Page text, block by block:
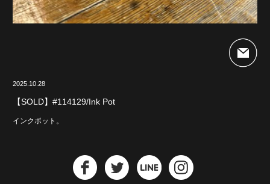
2025.10.28
【SOLD】#114129/Ink Pot
インクポット。